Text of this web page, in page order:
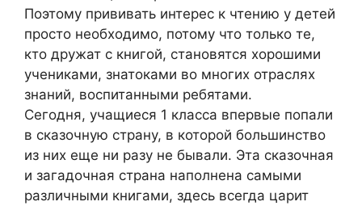
Поэтому прививать интерес к чтению у детей
просто необходимо, потому что только те,
кто дружат с книгой, становятся хорошими
учениками, знатоками во многих отраслях
знаний, воспитанными ребятами.
Сегодня, учащиеся 1 класса впервые попали
в сказочную страну, в которой большинство
из них еще ни разу не бывали. Эта сказочная
и загадочная страна наполнена самыми
различными книгами, здесь всегда царит